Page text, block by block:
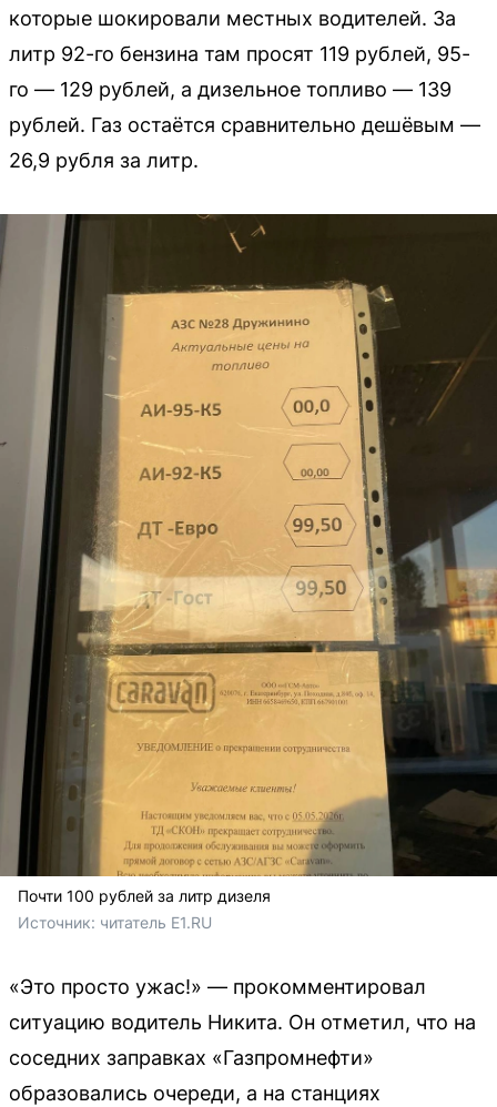
которые шокировали местных водителей. За
литр 92-го бензина там просят 119 рублей, 95-
го — 129 рублей, а дизельное топливо — 139
рублей. Газ остаётся сравнительно дешёвым —
26,9 рубля за литр.
Почти 100 рублей за литр дизеля
Источник: читатель E1.RU
«Это просто ужас!» — прокомментировал
ситуацию водитель Никита. Он отметил, что на
соседних заправках «Газпромнефти»
образовались очереди, а на станциях